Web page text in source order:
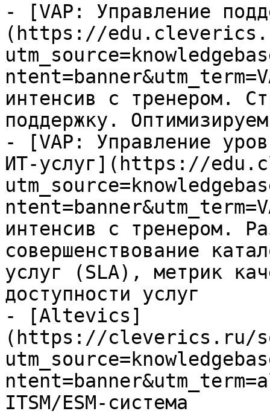
- [VAP: Управление
(https://
интенсив с тренером.
поддержку.
- [VAP: Управление
ИТ-услуг](https://
интенсив с тренером.
совершенствование
услуг (SLA), метрик
доступности услуг
- [Altevics]
(https://cleverics.ru/
ITSM/ESM-система